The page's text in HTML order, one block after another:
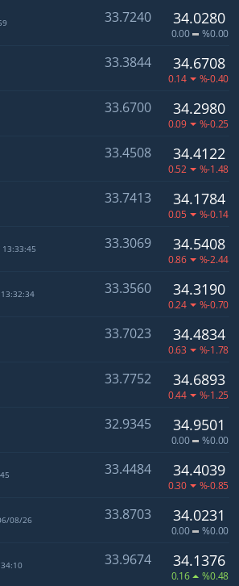
33.7240 34.0280
0.00 %0.00
33.3844 34.6708
0.14 %-0.40
33.6700 34.2980
0.09 %-0.25
33.4508 34.4122
0.52 %-1.48
33.7413 34.1784
0.05 %-0.14
13:33:45 33.3069 34.5408
0.86 %-2.44
13:32:34 33.3560 34.3190
0.24 %-0.70
33.7023 34.4834
0.63 %-1.78
33.7752 34.6893
0.44 %-1.25
32.9345 34.9501
0.00 %0.00
33.4484 34.4039
0.30 %-0.85
08/26 33.8703 34.0231
0.00 %0.00
33.9674 34.1376
0.16 %0.48